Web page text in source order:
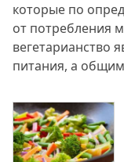
которые по
от потребления
вегетарианство
питания, а